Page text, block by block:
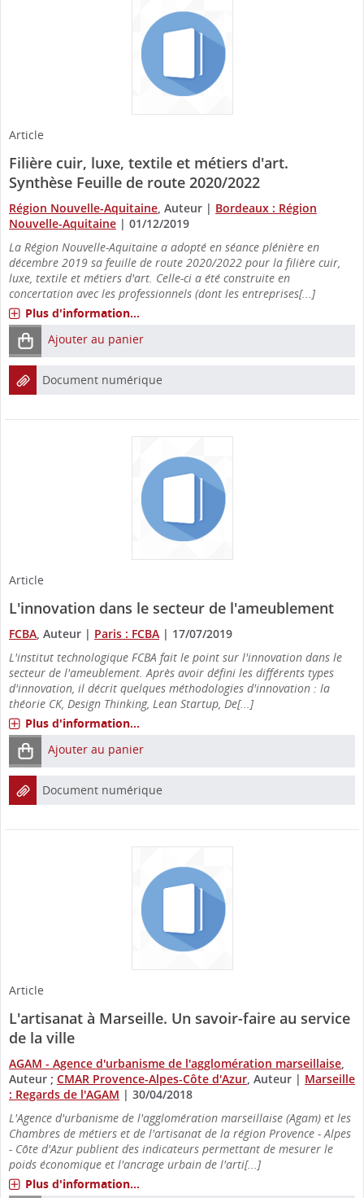
Article
Filière cuir, luxe, textile et métiers d'art.
Synthèse Feuille de route 2020/2022
Région Nouvelle-Aquitaine , Auteur | Bordeaux : Région
Nouvelle-Aquitaine | 01/12/2019
La Région Nouvelle-Aquitaine a adopté en séance plénière en
décembre 2019 sa feuille de route 2020/2022 pour la filière cuir,
luxe, textile et métiers d'art. Celle-ci a été construite en
concertation avec les professionnels (dont les entreprises[...]
Plus d'information...
Ajouter au panier
Document numérique
Article
L'innovation dans le secteur de l'ameublement
FCBA , Auteur | Paris : FCBA | 17/07/2019
L'institut technologique FCBA fait le point sur l'innovation dans le
secteur de l'ameublement. Après avoir défini les différents types
d'innovation, il décrit quelques méthodologies d'innovation : la
théorie CK, Design Thinking, Lean Startup, De[...]
Plus d'information...
Ajouter au panier
Document numérique
Article
L'artisanat à Marseille. Un savoir-faire au service
de la ville
AGAM - Agence d'urbanisme de l'agglomération marseillaise
Auteur ; CMAR Provence-Alpes-Côte d'Azur , Auteur | Marseille
: Regards de l'AGAM | 30/04/2018
L'Agence d'urbanisme de l'agglomération marseillaise (Agam) et les
Chambres de métiers et de l'artisanat de la région Provence - Alpes
- Côte d'Azur publient des indicateurs permettant de mesurer le
poids économique et l'ancrage urbain de l'arti[...]
Plus d'information...